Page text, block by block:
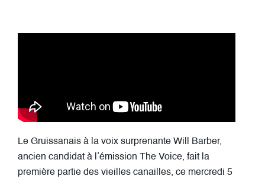
Le Gruissanais à la voix surprenante Will Barber,
ancien candidat à l’émission The Voice, fait la
première partie des vieilles canailles, ce mercredi 5